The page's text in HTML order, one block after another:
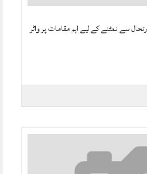
سے نمٹنے کے لیے اہم مقامات پر واٹر